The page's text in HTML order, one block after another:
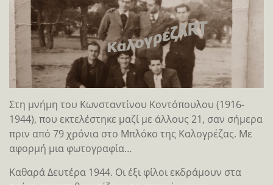
Στη μνήμη του Κωνσταντίνου Κοντόπουλου (1916-
1944), που εκτελέστηκε μαζί με άλλους 21, σαν σήμερα
πριν από 79 χρόνια στο Μπλόκο της Καλογρέζας. Με
αφορμή μια φωτογραφία…
Καθαρά Δευτέρα 1944. Οι έξι φίλοι εκδράμουν στα